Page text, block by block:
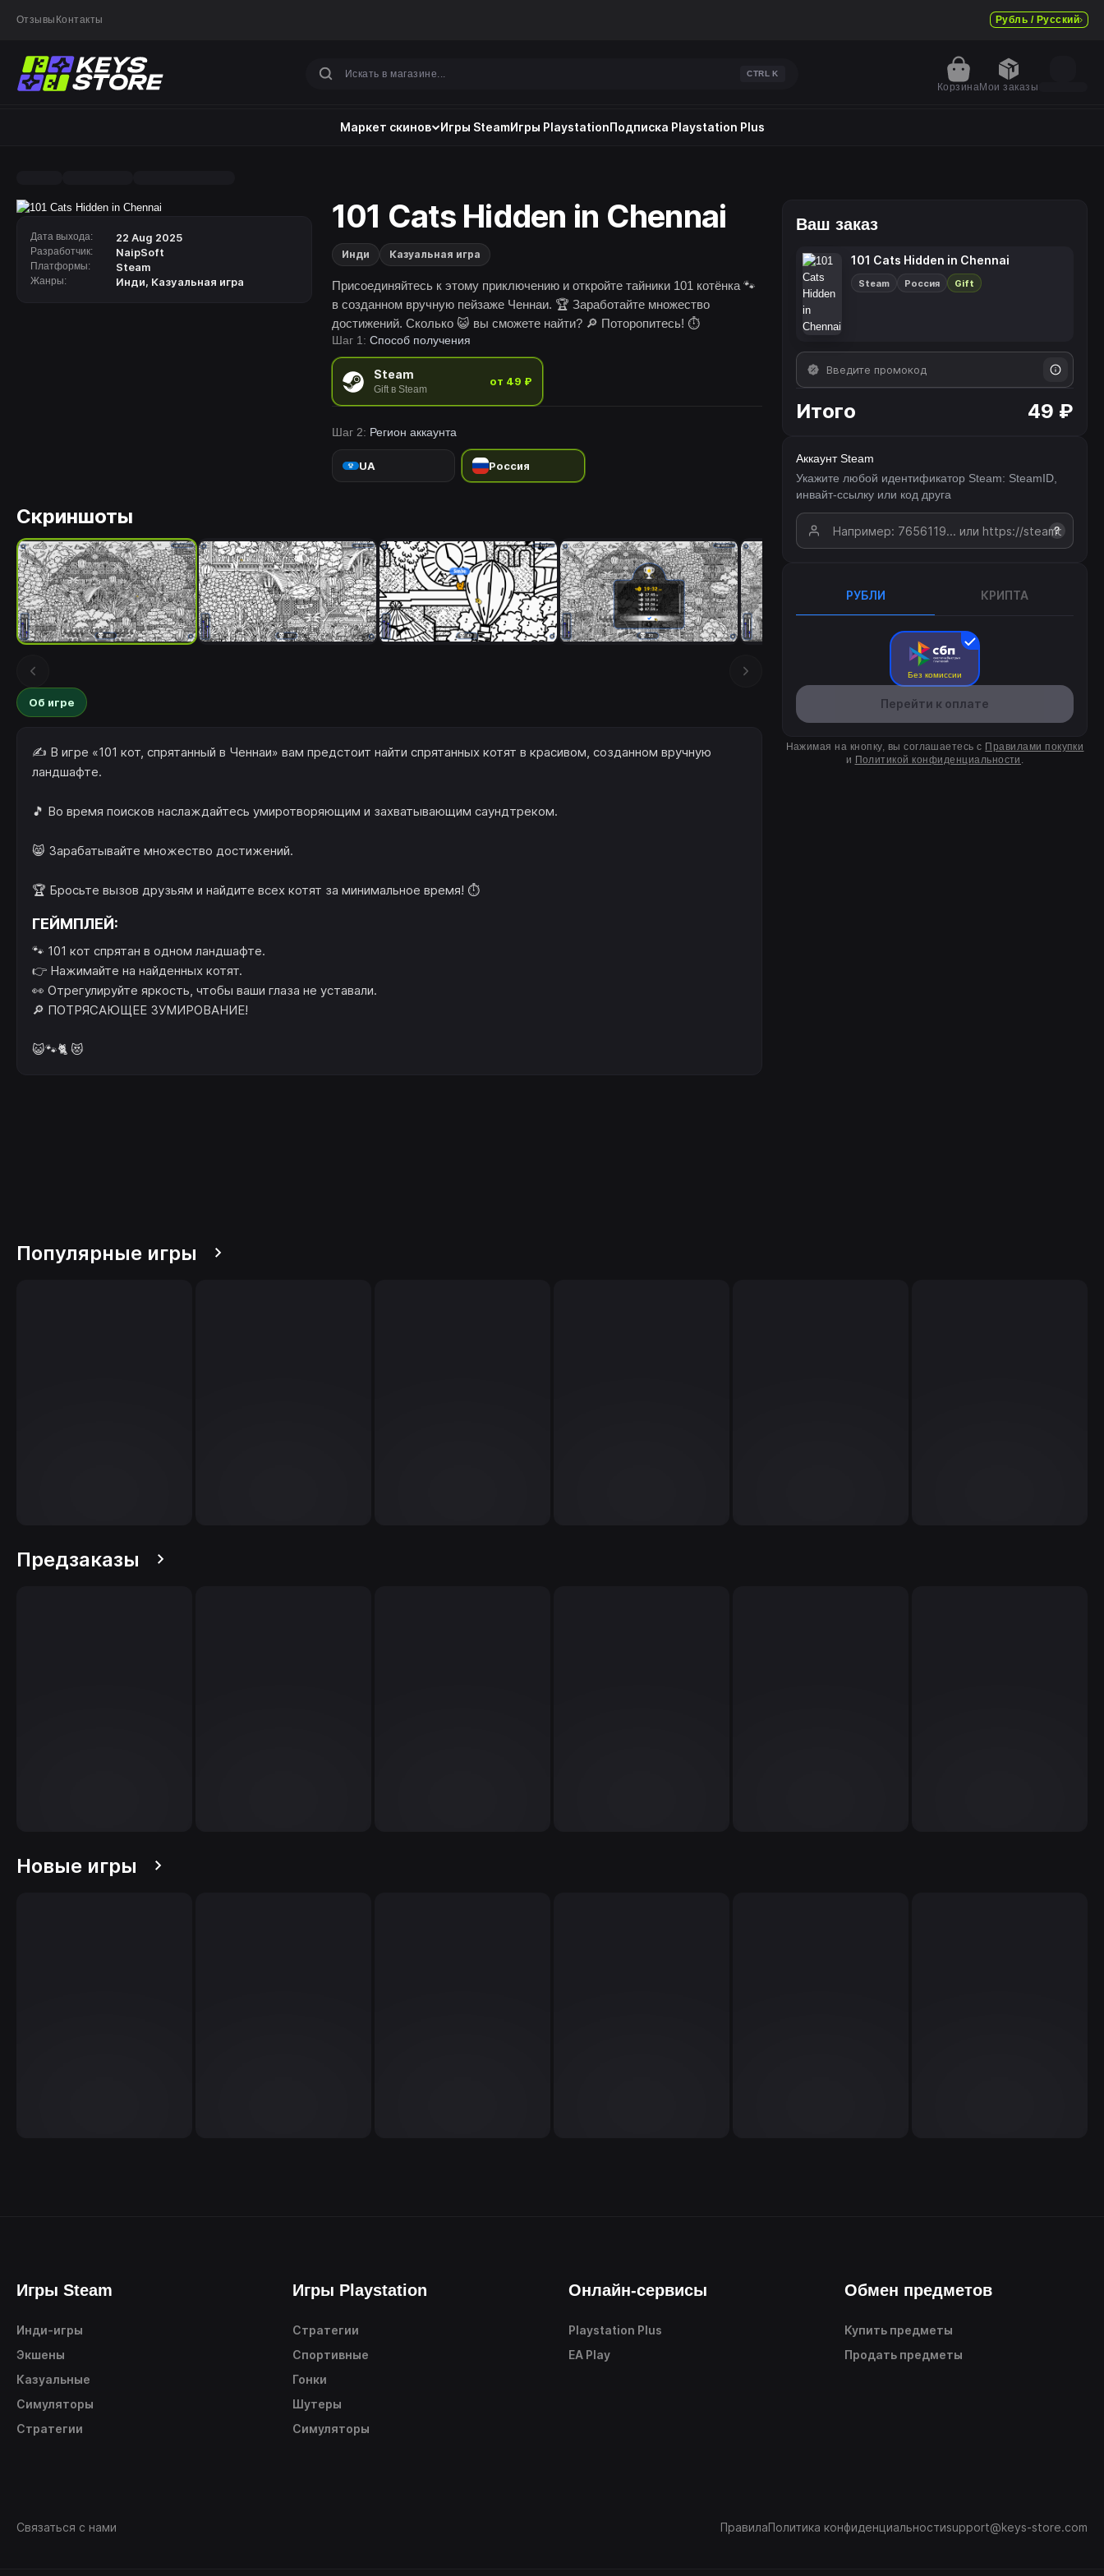
Отзывы Контакты Рубль / Русский
CTRL K
КорзинаМои заказы
Маркет скинов Игры SteamИгры PlaystationПодписка Playstation Plus
Дата выхода: 22 Aug 2025
Разработчик: NaipSoft
Платформы: Steam
Жанры: Инди, Казуальная игра
101 Cats Hidden in Chennai
Инди Казуальная игра
Присоединяйтесь к этому приключению и откройте тайники 101 котёнка 🐾
в созданном вручную пейзаже Ченнаи. 🏆 Заработайте множество
достижений. Сколько 😺 вы сможете найти? 🔎 Поторопитесь! ⏱️
Шаг 1: Способ получения
Steam
Gift в Steam
от 49 ₽
Шаг 2: Регион аккаунта
UA Россия
Ваш заказ
101 Cats Hidden in Chennai
Steam Россия Gift
Итого 49 ₽
Аккаунт Steam
Укажите любой идентификатор Steam: SteamID,
инвайт-ссылку или код друга
?
РУБЛИ КРИПТА
Без комиссии
Перейти к оплате
Нажимая на кнопку, вы соглашаетесь с Правилами покупки
и Политикой конфиденциальности .
Скриншоты
Об игре
✍️ В игре «101 кот, спрятанный в Ченнаи» вам предстоит найти спрятанных котят в красивом, созданном вручную
ландшафте.
🎵 Во время поисков наслаждайтесь умиротворяющим и захватывающим саундтреком.
😸 Зарабатывайте множество достижений.
🏆 Бросьте вызов друзьям и найдите всех котят за минимальное время! ⏱️
ГЕЙМПЛЕЙ:
🐾 101 кот спрятан в одном ландшафте.
👉 Нажимайте на найденных котят.
👀 Отрегулируйте яркость, чтобы ваши глаза не уставали.
🔎 ПОТРЯСАЮЩЕЕ ЗУМИРОВАНИЕ!
😺🐾🐈 😻
Популярные игры
Предзаказы
Новые игры
Игры Steam
Инди-игры
Экшены
Казуальные
Симуляторы
Стратегии
Игры Playstation
Стратегии
Спортивные
Гонки
Шутеры
Симуляторы
Онлайн-сервисы
Playstation Plus
EA Play
Обмен предметов
Купить предметы
Продать предметы
Связаться с нами ПравилаПолитика конфиденциальностиsupport@keys-store.com